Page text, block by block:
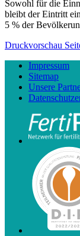
Sowohl für die
bleibt der Eintritt
5 % der
Druckvorschau
Impressum
Sitemap
Unsere